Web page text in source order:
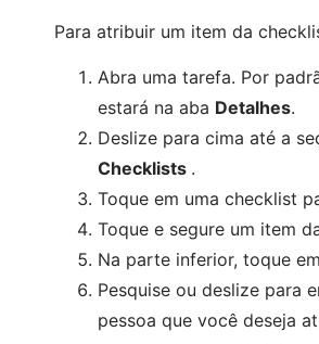
Para atribuir um item da
Abra uma tarefa. Por
estará na aba Detalhes.
Deslize para cima até a
Checklists .
Toque em uma checklist
Toque e segure um item
Na parte inferior, toque em
Pesquise ou deslize para
pessoa que você deseja